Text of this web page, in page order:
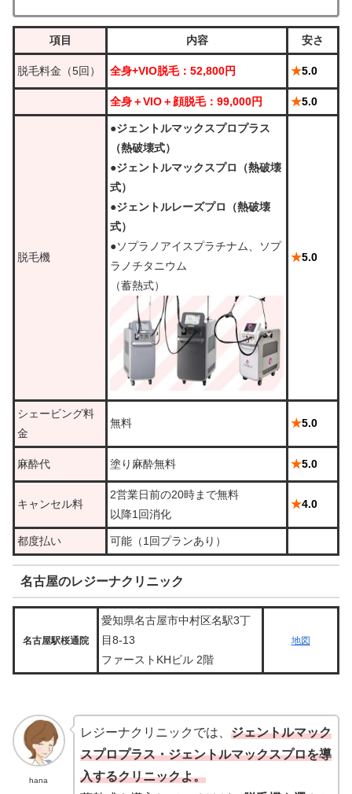
項目 内容 安さ
脱毛料金（5回） 全身+VIO脱毛：52,800円 ★5.0
全身＋VIO＋顔脱毛：99,000円 ★5.0
脱毛機
●ジェントルマックスプロプラス
（熱破壊式）
●ジェントルマックスプロ（熱破壊
式）
●ジェントルレーズプロ（熱破壊
式）
●ソプラノアイスプラチナム、ソプ
ラノチタニウム
（蓄熱式）
★5.0
シェービング料
金
無料 ★5.0
麻酔代 塗り麻酔無料 ★5.0
キャンセル料
2営業日前の20時まで無料
以降1回消化
★4.0
都度払い 可能（1回プランあり）
名古屋のレジーナクリニック
名古屋駅桜通院
愛知県名古屋市中村区名駅3丁
目8-13
ファーストKHビル 2階
地図
hana
レジーナクリニックでは、 ジェントルマック
スプロプラス・ジェントルマックスプロを導
入するクリニックよ。